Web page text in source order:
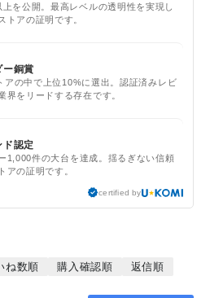
を公開。最高レベルの透明性を実現し
トアの証明です。
ー銅賞
アの中で上位10%に選出。認証済みレビ
界をリードする存在です。
ド認定
1,000件の大台を達成。揺るぎない信頼
アの証明です。
certified by
ね数順 購入確認順
返信順